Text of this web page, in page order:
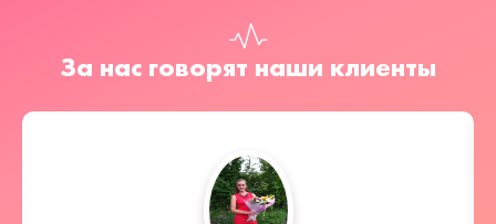
За нас говорят наши клиенты